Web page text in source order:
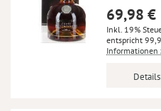
69,98 €
Inkl. 19%
Informationen
Details